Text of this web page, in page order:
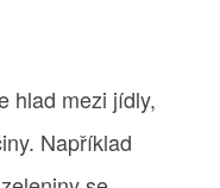
hlad mezi jídly,
Například